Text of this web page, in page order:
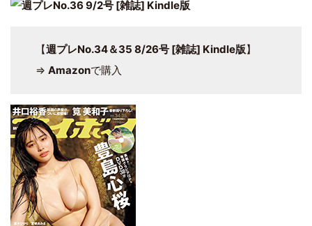
【週プレNo.34＆35 8/26号 [雑誌] Kindle版】
⇒ Amazonで購入